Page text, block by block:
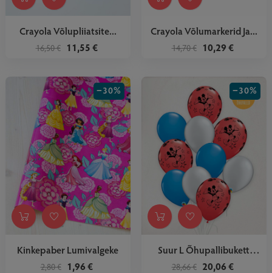
Crayola Võlupliiatsite...
16,50 € 11,55 €
Crayola Võlumarkerid Ja...
14,70 € 10,29 €
Kinkepaber Lumivalgeke
2,80 €
−30%
1,96 €
Suur L Õhupallibukett
Miki...
28,66 €
−30%
20,06 €